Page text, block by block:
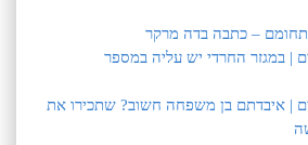
– כתבה בדה מרקר
| במגזר החרדי יש עליה במספר
| איבדתם בן משפחה חשוב? שתכירו את